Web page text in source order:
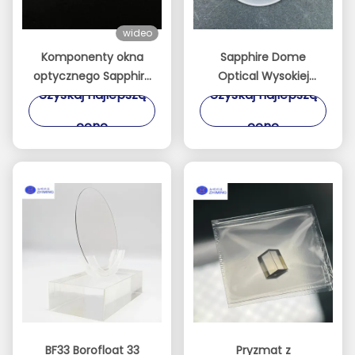
wideo
Komponenty okna
optycznego Sapphire
wykonane na
Uzyskaj najlepszą
cenę
Sapphire Dome
Optical Wysokiej
wytrzymałości
ekstremalnych
Uzyskaj najlepszą
cenę
BF33 Borofloat 33
Pryzmat z